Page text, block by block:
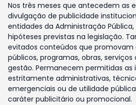
Nos três meses que antecedem as
divulgação de publicidade
entidades da Administração Pública,
hipóteses previstas na legislação.
evitados conteúdos que promovam
públicos, programas, obras, serviços
gestão. Permanecem permitidas as
estritamente administrativas,
emergenciais ou de utilidade
caráter publicitário ou promocional.